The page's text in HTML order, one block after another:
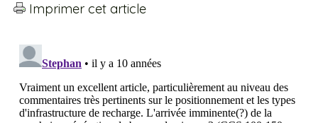
Imprimer cet article